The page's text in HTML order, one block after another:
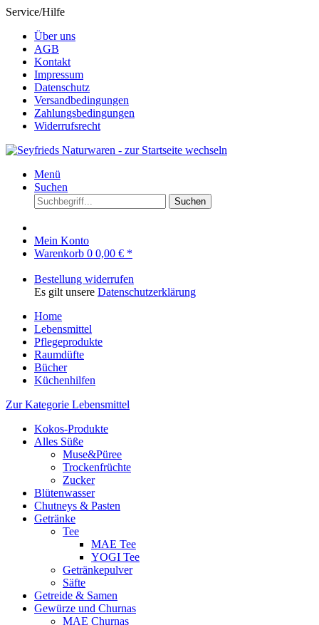
Service/Hilfe
Über uns
AGB
Kontakt
Impressum
Datenschutz
Versandbedingungen
Zahlungsbedingungen
Widerrufsrecht
Menü
Suchen
Suchen
Mein Konto
Warenkorb 0 0,00 € *
Bestellung widerrufen
Es gilt unsere Datenschutzerklärung
Home
Lebensmittel
Pflegeprodukte
Raumdüfte
Bücher
Küchenhilfen
Zur Kategorie Lebensmittel
Kokos-Produkte
Alles Süße
Muse&Püree
Trockenfrüchte
Zucker
Blütenwasser
Chutneys & Pasten
Getränke
Tee
MAE Tee
YOGI Tee
Getränkepulver
Säfte
Getreide & Samen
Gewürze und Churnas
MAE Churnas